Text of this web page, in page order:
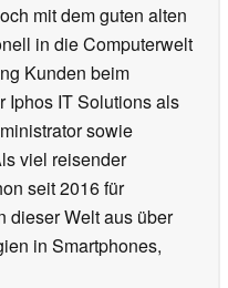
mit dem guten alten
in die Computerwelt
Kunden beim
Iphos IT Solutions als
sowie
viel reisender
seit 2016 für
dieser Welt aus über
in Smartphones,